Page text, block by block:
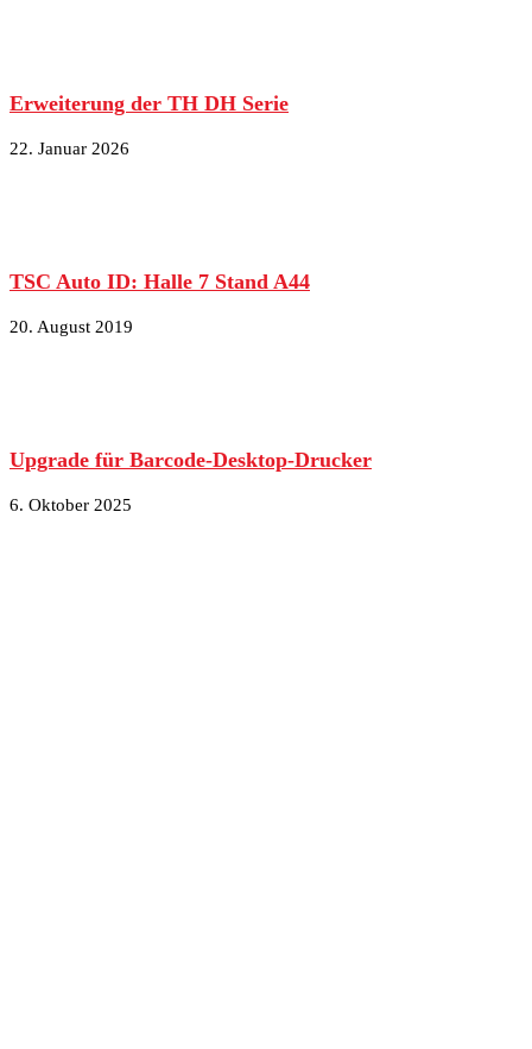
Erweiterung der TH DH Serie
22. Januar 2026
TSC Auto ID: Halle 7 Stand A44
20. August 2019
Upgrade für Barcode-Desktop-Drucker
6. Oktober 2025